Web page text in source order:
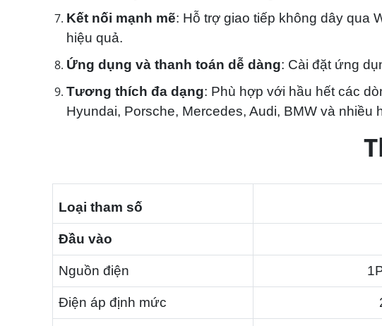
Kết nối mạnh mẽ: Hỗ trợ giao tiếp không dây qua
hiệu quả.
Ứng dụng và thanh toán dễ dàng: Cài đặt ứng
Tương thích đa dạng: Phù hợp với hầu hết các
Hyundai, Porsche, Mercedes, Audi, BMW và nhiều
Loại tham số
Đầu vào
Nguồn điện
Điện áp định mức